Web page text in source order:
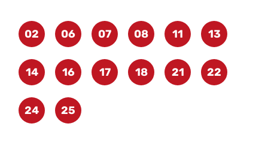
02 06 07 08 11 13
14 16 17 18 21 22
24 25